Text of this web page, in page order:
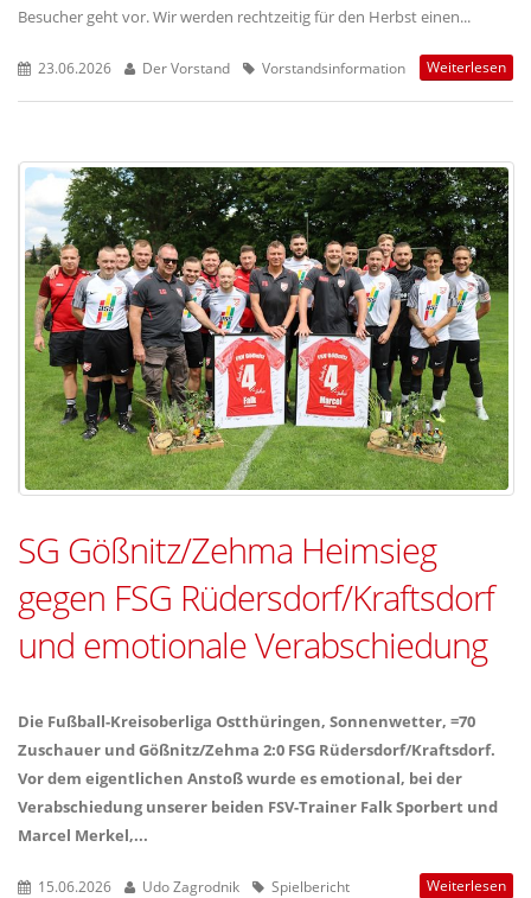
Besucher geht vor. Wir werden rechtzeitig für den Herbst einen...
23.06.2026 Der Vorstand Vorstandsinformation Weiterlesen
SG Gößnitz/Zehma Heimsieg
gegen FSG Rüdersdorf/Kraftsdorf
und emotionale Verabschiedung
Die Fußball-Kreisoberliga Ostthüringen, Sonnenwetter, =70
Zuschauer und Gößnitz/Zehma 2:0 FSG Rüdersdorf/Kraftsdorf.
Vor dem eigentlichen Anstoß wurde es emotional, bei der
Verabschiedung unserer beiden FSV-Trainer Falk Sporbert und
Marcel Merkel,...
15.06.2026 Udo Zagrodnik Spielbericht Weiterlesen